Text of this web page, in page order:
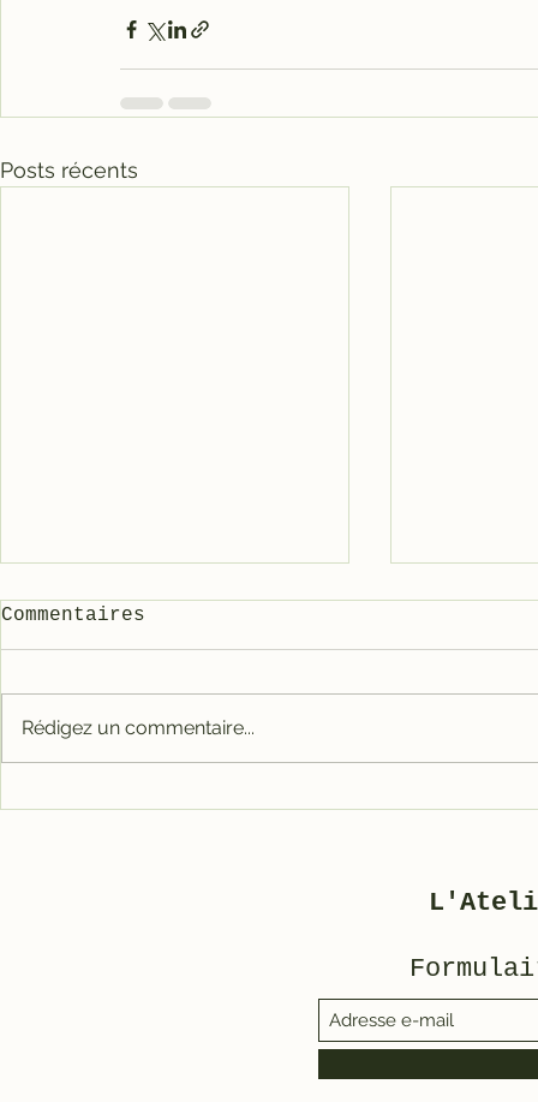
Posts récents
3800 bleu
Commentaires
Rédigez un commentaire...